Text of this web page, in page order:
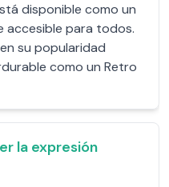
disponible como un
accesible para todos.
su popularidad
como un Retro
la expresión